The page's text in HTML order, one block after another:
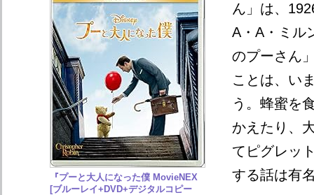
『プーと大人になった僕 MovieNEX
[ブルーレイ+DVD+デジタルコピー
ん」は、
A・A・ミル
のプーさん
ことは、い
う。蜂蜜を
かえたり、
てピグレッ
する話は有